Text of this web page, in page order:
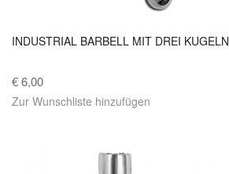
INDUSTRIAL BARBELL MIT DREI KUGELN
€ 6,00
Zur Wunschliste hinzufügen